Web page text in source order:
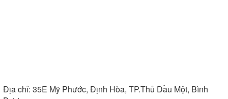
Địa chỉ: 35E Mỹ Phước, Định Hòa, TP.Thủ Dầu Một, Bình